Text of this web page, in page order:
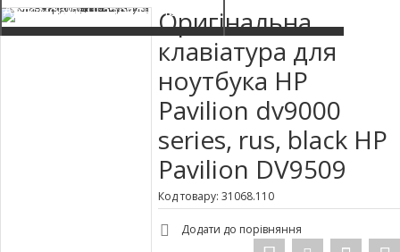
Автомобільні зарядні пристроїОригінальна
клавіатура для
ноутбука HP
Pavilion dv9000
series, rus, black HP
Pavilion DV9509
Код товару: 31068.110
Додати до порівняння